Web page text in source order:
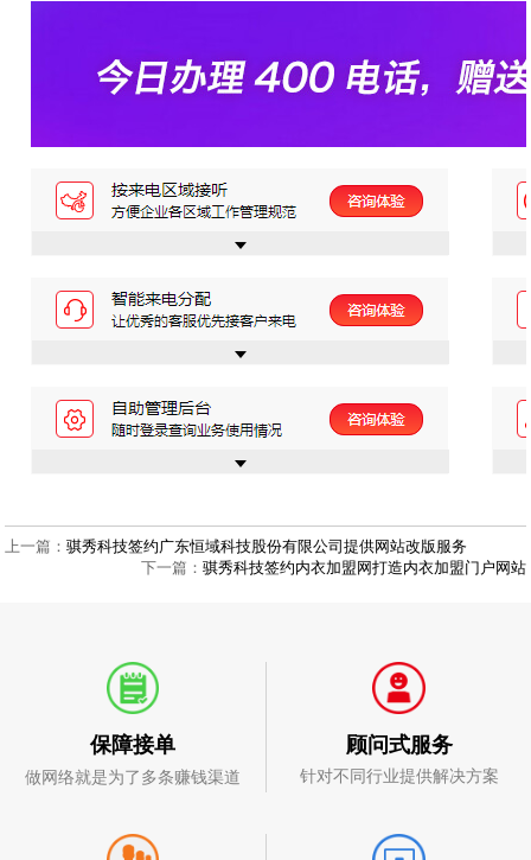
上一篇：骐秀科技签约广东恒域科技股份有限公司提供网站改版服务
下一篇： 骐秀科技签约内衣加盟网打造内衣加盟门户网站
保障接单
做网络就是为了多条赚钱渠道
顾问式服务
针对不同行业提供解决方案